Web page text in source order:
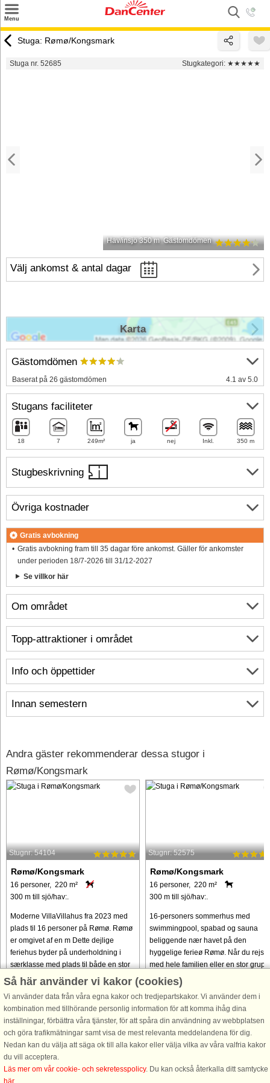
Menu
Tilbud
Stuga: Rømø/Kongsmark
Stuga nr. 52685 Stugkategori: ★★★★★
Hav/insjö 350 m Gästomdömen
Välj ankomst & antal dagar
Stugbeskrivning
Om området
Info och öppettider
Innan semestern
Gästomdömen
Baserat på 26 gästomdömen 4.1 av 5.0
Stugans faciliteter
18 7 249m² ja nej Inkl. 350 m
Övriga kostnader
Gratis avbokning
Gratis avbokning fram till 35 dagar före ankomst. Gäller för ankomster
under perioden 18/7-2026 till 31/12-2027
Se villkor här
Karta
Topp-attraktioner i området
Andra gäster rekommenderar dessa stugor i
Rømø/Kongsmark
Stugnr: 54104
Rømø/Kongsmark
16 personer, 220 m²
300 m till sjö/hav:.
Moderne VillaVillahus fra 2023 med
plads til 16 personer på Rømø. Rømø
er omgivet af en m Dette dejlige
feriehus byder på underholdning i
særklasse med plads til både en stor
familie eller en gruppe venner ...
från 24.787 SEK
Stugnr: 52575
Rømø/Kongsmark
16 personer, 220 m²
300 m till sjö/hav:.
16-personers sommerhus med
swimmingpool, spabad og sauna
beliggende nær havet på den
hyggelige ferieø Rømø. Når du rejser
med hele familien eller en stor
venner, er pladsen ofte i højsædet på
från 28.518 SEK
Så här använder vi kakor (cookies)
Vi använder data från våra egna kakor och tredjepartskakor. Vi använder dem i
kombination med tillhörande personlig information för att komma ihåg dina
inställningar, förbättra våra tjänster, för att spåra din användning av webbplatsen
och göra trafikmätningar samt visa de mest relevanta meddelandena för dig.
Nedan kan du välja att säga ok till alla kakor eller välja vilka av våra valfria kakor
du vill acceptera.
Läs mer om vår cookie- och sekretesspolicy. Du kan också återkalla ditt samtycke
här.